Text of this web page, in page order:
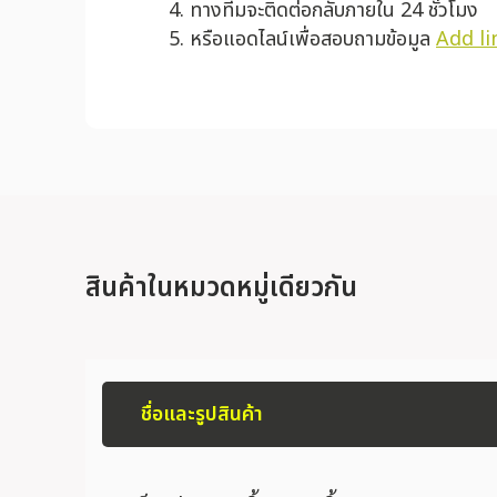
ทางทีมจะติดต่อกลับภายใน 24 ชั่วโมง
หรือแอดไลน์เพื่อสอบถามข้อมูล Add
สินค้าในหมวดหมู่เดียวกัน
ชื่อและรูปสินค้า